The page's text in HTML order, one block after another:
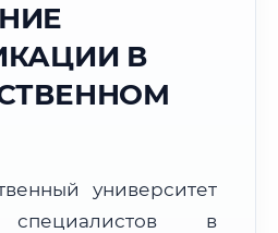
222120–222130
UTC+3
В
университет
специалистов в